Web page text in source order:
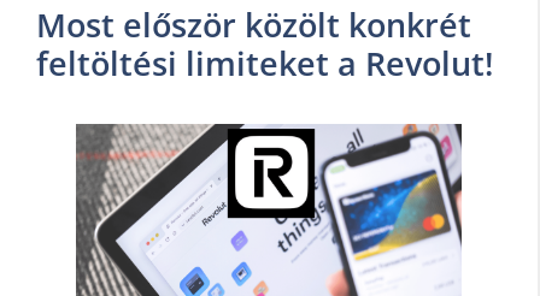
Most először közölt konkrét
feltöltési limiteket a Revolut!